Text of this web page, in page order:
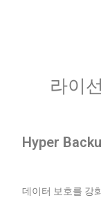
라이
Hyper
데이터 보호를 강